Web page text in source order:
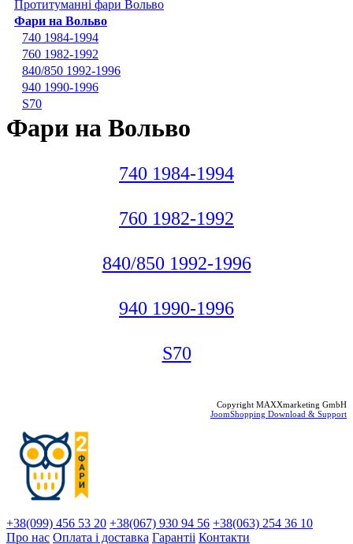
Протитуманні фари Вольво
Фари на Вольво
740 1984-1994
760 1982-1992
840/850 1992-1996
940 1990-1996
S70
Фари на Вольво
740 1984-1994
760 1982-1992
840/850 1992-1996
940 1990-1996
S70
Copyright MAXXmarketing GmbH
JoomShopping Download & Support
+38(099) 456 53 20 +38(067) 930 94 56 +38(063) 254 36 10
Про нас Оплата і доставка Гарантіi Контакти